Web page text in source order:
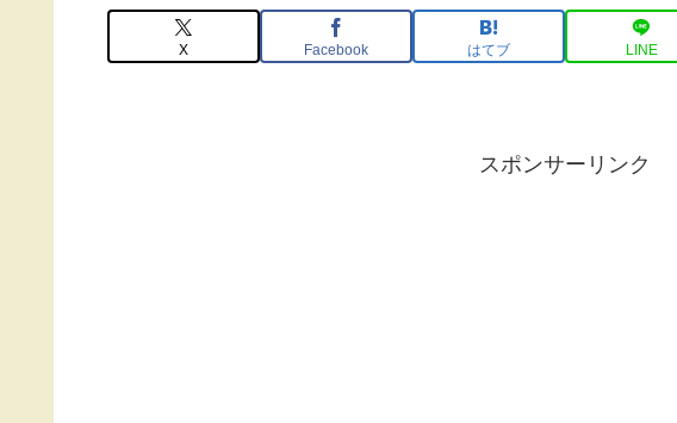
X Facebook はてブ LINE
スポンサーリンク